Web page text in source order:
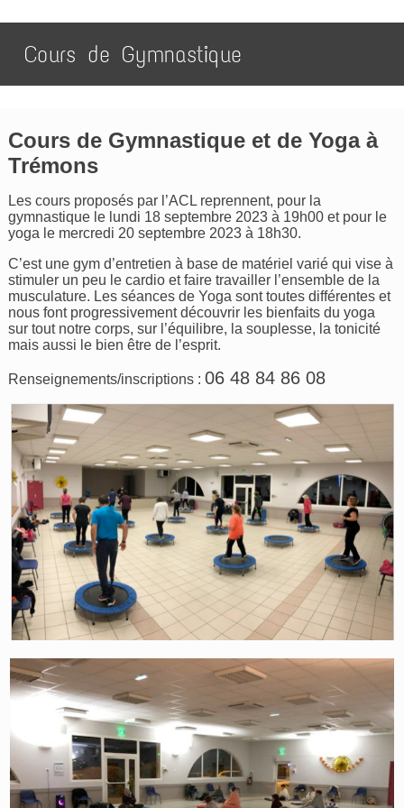
Cours de Gymnastique
Cours de Gymnastique et de Yoga à
Trémons
Les cours proposés par l’ACL reprennent, pour la
gymnastique le lundi 18 septembre 2023 à 19h00 et pour le
yoga le mercredi 20 septembre 2023 à 18h30.
C’est une gym d’entretien à base de matériel varié qui vise à
stimuler un peu le cardio et faire travailler l’ensemble de la
musculature. Les séances de Yoga sont toutes différentes et
nous font progressivement découvrir les bienfaits du yoga
sur tout notre corps, sur l’équilibre, la souplesse, la tonicité
mais aussi le bien être de l’esprit.
Renseignements/inscriptions :06 48 84 86 08